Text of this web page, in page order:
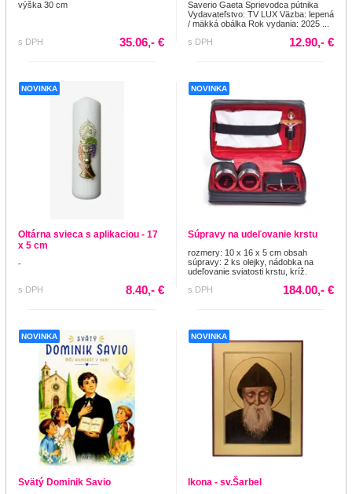
výška 30 cm
s DPH 35.06,- €
Saverio Gaeta Sprievodca pútnika
Vydavateľstvo: TV LUX Väzba: lepená
/ mäkká obálka Rok vydania: 2025 ...
s DPH
12.90,- €
NOVINKA
Oltárna svieca s aplikaciou - 17
x 5 cm
-
s DPH 8.40,- €
NOVINKA
Súpravy na udeľovanie krstu
rozmery: 10 x 16 x 5 cm obsah
súpravy: 2 ks olejky, nádobka na
udeľovanie sviatosti krstu, kríž.
s DPH
184.00,- €
NOVINKA
Svätý Dominik Savio
NOVINKA
Ikona - sv.Šarbel